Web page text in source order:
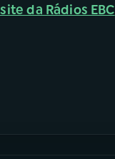
da Rádios EBC